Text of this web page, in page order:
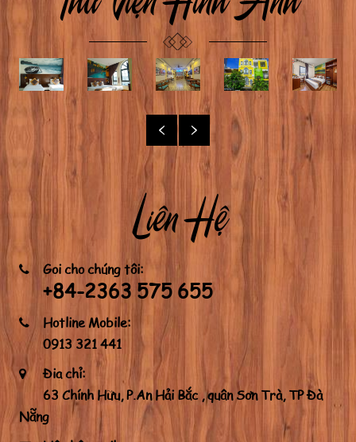
Liên Hệ
Gọi cho chúng tôi:
+84-2363 575 655
Hotline Mobile:
0913 321 441
Điạ chỉ:
63 Chính Hữu, P.An Hải Bắc , quận Sơn Trà, TP Đà
Nẵng